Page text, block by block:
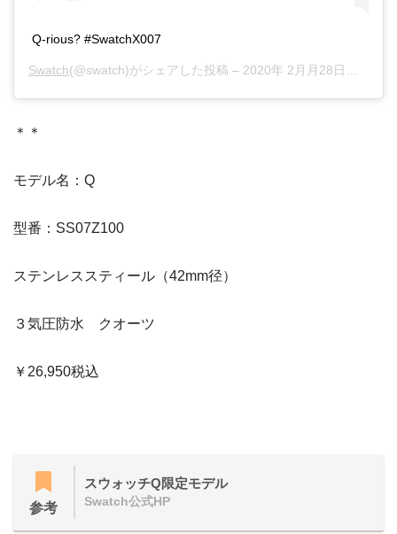
Q-rious? #SwatchX007
Swatch(@swatch)がシェアした投稿 – 2020年 2月月28日午前8時56分PST
＊＊
モデル名：Q
型番：SS07Z100
ステンレススティール（42mm径）
３気圧防水 クオーツ
￥26,950税込
参考
スウォッチQ限定モデル
Swatch公式HP